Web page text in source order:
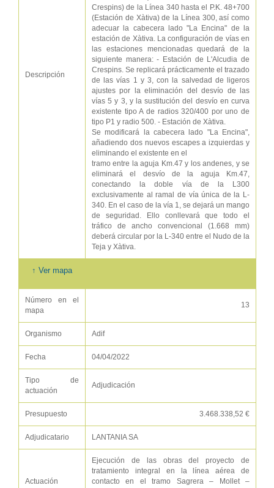
Descripción
Crespins) de la Línea 340 hasta el P.K. 48+700
(Estación de Xàtiva) de la Línea 300, así como
adecuar la cabecera lado "La Encina" de la
estación de Xàtiva. La configuración de vías en
las estaciones mencionadas quedará de la
siguiente manera: - Estación de L'Alcudia de
Crespins. Se replicará prácticamente el trazado
de las vías 1 y 3, con la salvedad de ligeros
ajustes por la eliminación del desvío de las
vías 5 y 3, y la sustitución del desvío en curva
existente tipo A de radios 320/400 por uno de
tipo P1 y radio 500. - Estación de Xàtiva.
Se modificará la cabecera lado "La Encina",
añadiendo dos nuevos escapes a izquierdas y
eliminando el existente en el
tramo entre la aguja Km.47 y los andenes, y se
eliminará el desvío de la aguja Km.47,
conectando la doble vía de la L300
exclusivamente al ramal de vía única de la L-
340. En el caso de la vía 1, se dejará un mango
de seguridad. Ello conllevará que todo el
tráfico de ancho convencional (1.668 mm)
deberá circular por la L-340 entre el Nudo de la
Teja y Xàtiva.
↑ Ver mapa
Número en el
mapa
13
Organismo Adif
Fecha 04/04/2022
Tipo de
actuación
Adjudicación
Presupuesto 3.468.338,52 €
Adjudicatario LANTANIA SA
Actuación
Ejecución de las obras del proyecto de
tratamiento integral en la línea aérea de
contacto en el tramo Sagrera – Mollet –